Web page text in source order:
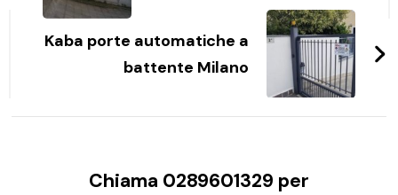
Kaba porte automatiche a
battente Milano
Chiama 0289601329 per